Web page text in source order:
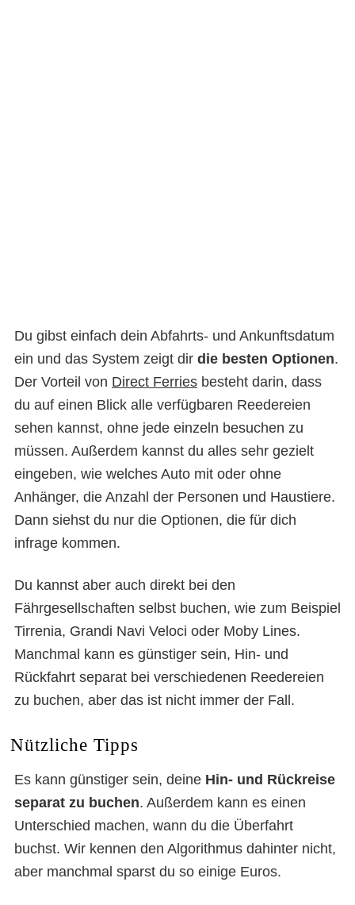
Du gibst einfach dein Abfahrts- und Ankunftsdatum
ein und das System zeigt dir die besten Optionen.
Der Vorteil von Direct Ferries besteht darin, dass
du auf einen Blick alle verfügbaren Reedereien
sehen kannst, ohne jede einzeln besuchen zu
müssen. Außerdem kannst du alles sehr gezielt
eingeben, wie welches Auto mit oder ohne
Anhänger, die Anzahl der Personen und Haustiere.
Dann siehst du nur die Optionen, die für dich
infrage kommen.
Du kannst aber auch direkt bei den
Fährgesellschaften selbst buchen, wie zum Beispiel
Tirrenia, Grandi Navi Veloci oder Moby Lines.
Manchmal kann es günstiger sein, Hin- und
Rückfahrt separat bei verschiedenen Reedereien
zu buchen, aber das ist nicht immer der Fall.
Nützliche Tipps
Es kann günstiger sein, deine Hin- und Rückreise
separat zu buchen. Außerdem kann es einen
Unterschied machen, wann du die Überfahrt
buchst. Wir kennen den Algorithmus dahinter nicht,
aber manchmal sparst du so einige Euros.